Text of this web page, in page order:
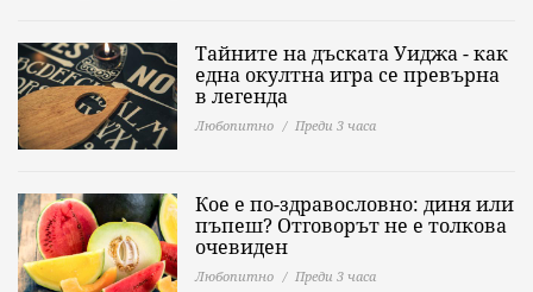
Тайните на дъската Уиджа - как
една окултна игра се превърна
в легенда
Любопитно Преди 3 часа
Кое е по-здравословно: диня или
пъпеш? Отговорът не е толкова
очевиден
Любопитно Преди 3 часа